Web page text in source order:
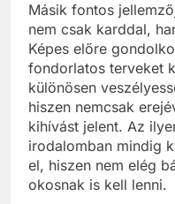
Másik fontos
nem csak karddal,
Képes előre
fondorlatos terveket
különösen
hiszen nemcsak
kihívást jelent. Az
irodalomban mindig
el, hiszen nem elég
okosnak is kell lenni.